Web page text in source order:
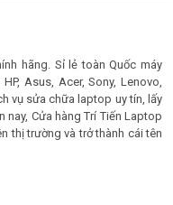
hãng. Sỉ lẻ toàn Quốc máy
Asus, Acer, Sony, Lenovo,
vụ sửa chữa laptop uy tín, lấy
nay, Cửa hàng Trí Tiến Laptop
thị trường và trở thành cái tên